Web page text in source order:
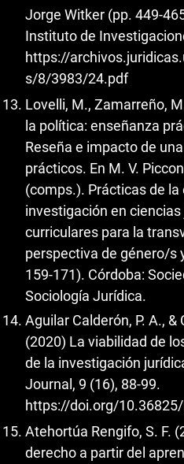
Jorge Witker (pp. 449-
Instituto de
https://
s/8/3983/24.pdf
Lovelli, M., Zamarreño,
la política: enseñanza
Reseña e impacto de
prácticos. En M. V.
(comps.). Prácticas de la
investigación en
curriculares para la
perspectiva de género/s
159-171). Córdoba:
Sociología Jurídica.
Aguilar Calderón, P. A.,
(2020) La viabilidad de
de la investigación
Journal, 9 (16), 88-99.
https://doi.org/
Atehortúa Rengifo, S. F.
derecho a partir del